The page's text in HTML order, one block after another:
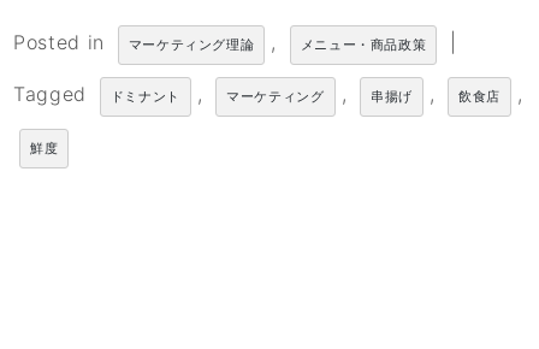
Posted in マーケティング理論 , メニュー・商品政策
Tagged ドミナント , マーケティング , 串揚げ , 飲食店 ,
鮮度